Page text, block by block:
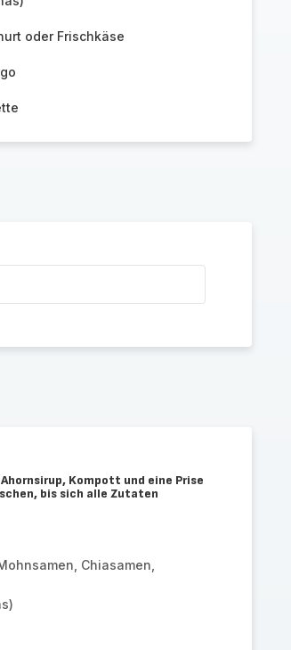
oder Frischkäse
Kompott und eine Prise
bis sich alle Zutaten
Chiasamen,